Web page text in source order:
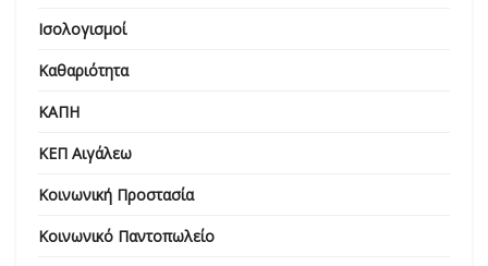
Ισολογισμοί
Καθαριότητα
ΚΑΠΗ
ΚΕΠ Αιγάλεω
Κοινωνική Προστασία
Κοινωνικό Παντοπωλείο